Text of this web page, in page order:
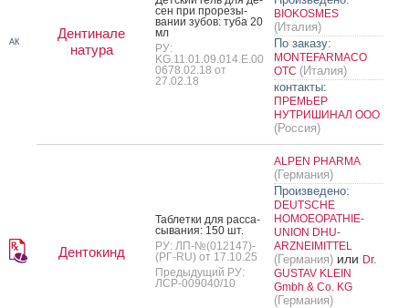
АК
Дентинале
натура
сен при про­резы­
вании зу­бов: ту­ба 20
мл
РУ:
KG.11.01.09.014.E.00
0678.02.18 от
27.02.18
BIOKOSMES
(Италия)
По заказу:
MONTEFARMACO
OTC (Италия)
контакты:
ПРЕМЬЕР
НУТРИШИНАЛ ООО
(Россия)
Дентокинд
Таб­летки для рас­са­
сыва­ния: 150 шт.
РУ: ЛП-№(012147)-
(РГ-RU) от 17.10.25
Предыдущий РУ:
ЛСР-009040/10
ALPEN PHARMA
(Германия)
Произведено:
DEUTSCHE
HOMOEOPATHIE-
UNION DHU-
ARZNEIMITTEL
(Германия) или Dr.
GUSTAV KLEIN
Gmbh & Co. KG
(Германия)